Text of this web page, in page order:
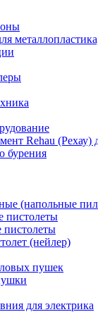
Rehau (Рехау)
бурения
(напольные
пистолеты
(нейлер)
пушек
для электрика